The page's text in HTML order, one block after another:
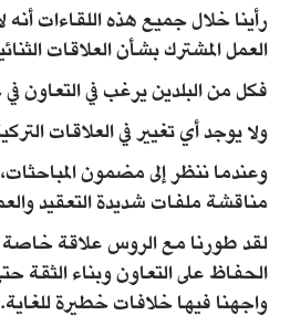
رأينا خلال جميع هذه اللقاءات
العمل المشترك بشأن العلاقات
فكل من البلدين يرغب في التعاون
ولا يوجد أي تغيير في العلاقات
وعندما ننظر إلى مضمون
مناقشة ملفات شديدة التعقيد
لقد طورنا مع الروس علاقة خاصة
الحفاظ على التعاون وبناء الثقة
واجهنا فيها خلافات خطيرة للغاية.